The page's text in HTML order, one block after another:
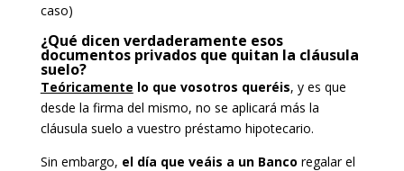
caso)
¿Qué dicen verdaderamente esos
documentos privados que quitan la cláusula
suelo?
Teóricamente lo que vosotros queréis, y es que
desde la firma del mismo, no se aplicará más la
cláusula suelo a vuestro préstamo hipotecario.
Sin embargo, el día que veáis a un Banco regalar el